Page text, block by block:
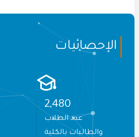
الإحصائيات
2,642
عدد الطلاب
والطالبات بالكلية